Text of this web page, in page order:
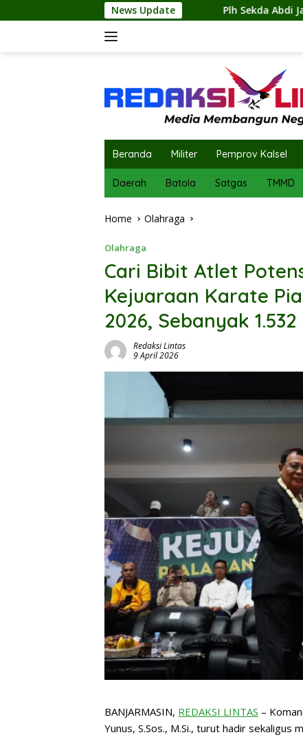
to
News Update
Plh Sekda Abdi Jaya Pohan Pimpin Pembagian
Beranda Militer Pemprov Kalsel
Daerah Batola Satgas TMMD
Home Olahraga
Olahraga
Cari Bibit Atlet
Kejuaraan Karate
2026, Sebanyak
Redaksi Lintas
9 April 2026
BANJARMASIN, REDAKSI LINTAS –
Yunus, S.Sos., M.Si., turut hadir sekaligus